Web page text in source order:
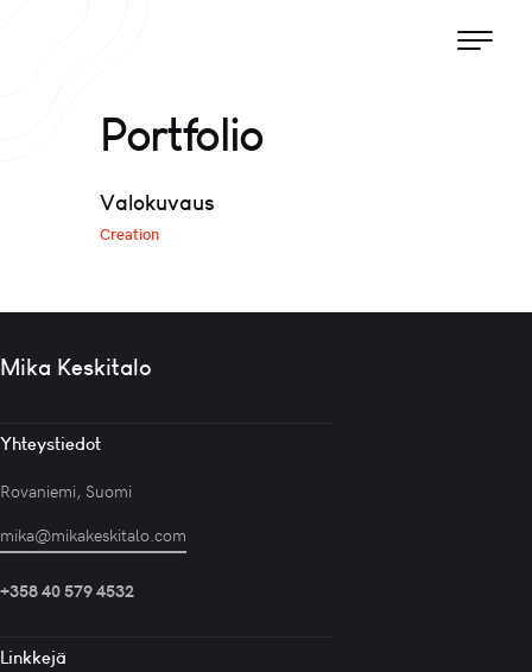
Portfolio
Valokuvaus
Creation
Mika Keskitalo
Yhteystiedot
Rovaniemi, Suomi
mika@mikakeskitalo.com
+358 40 579 4532
Linkkejä